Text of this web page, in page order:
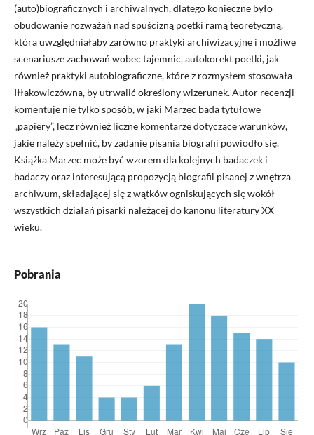
(auto)biograficznych i archiwalnych, dlatego konieczne było
obudowanie rozważań nad spuścizną poetki ramą teoretyczną,
która uwzględniałaby zarówno praktyki archiwizacyjne i możliwe
scenariusze zachowań wobec tajemnic, autokorekt poetki, jak
również praktyki autobiograficzne, które z rozmysłem stosowała
Iłłakowiczówna, by utrwalić określony wizerunek. Autor recenzji
komentuje nie tylko sposób, w jaki Marzec bada tytułowe
„papiery”, lecz również liczne komentarze dotyczące warunków,
jakie należy spełnić, by zadanie pisania biografii powiodło się.
Książka Marzec może być wzorem dla kolejnych badaczek i
badaczy oraz interesującą propozycją biografii pisanej z wnętrza
archiwum, składającej się z wątków ogniskujących się wokół
wszystkich działań pisarki należącej do kanonu literatury XX
wieku.
Pobrania